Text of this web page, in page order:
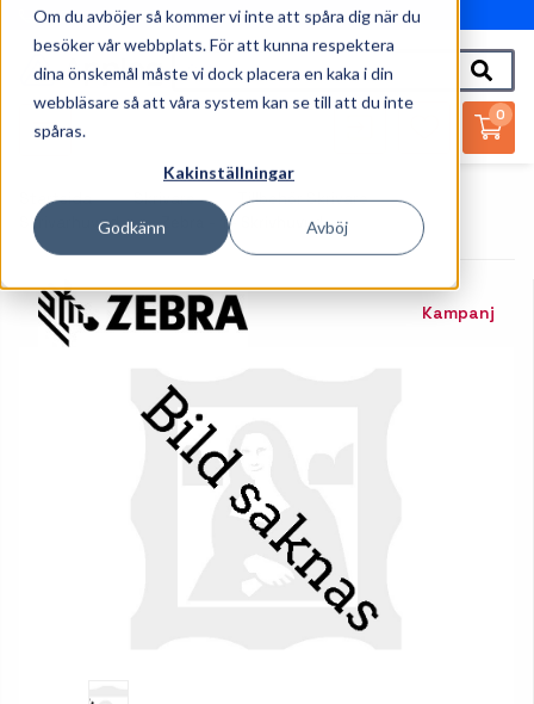
Om du avböjer så kommer vi inte att spåra dig när du
besöker vår webbplats. För att kunna respektera
dina önskemål måste vi dock placera en kaka i din
webbläsare så att våra system kan se till att du inte
spåras.
Kakinställningar
Godkänn Avböj
010-162 61 95
0
Startsida Skrivare
Tillbehör Skrivare
Skrivarhuvud
Zebra - 1 - Skrivhuvud
Kampanj